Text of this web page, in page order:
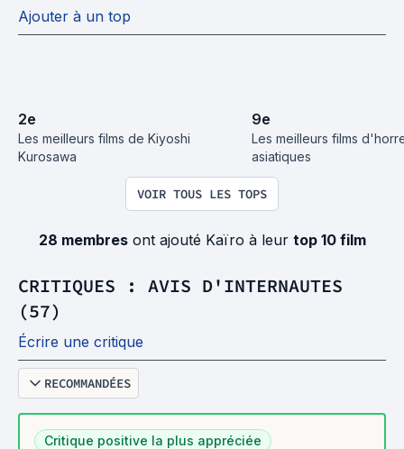
Ajouter à un top
2e
Les meilleurs films de Kiyoshi
Kurosawa
9e
Les meilleurs films
asiatiques
VOIR TOUS LES TOPS
28 membresont ajouté Kaïro à leur top 10 film
CRITIQUES : AVIS D'INTERNAUTES
(57)
Écrire une critique
RECOMMANDÉES
Critique positive la plus appréciée